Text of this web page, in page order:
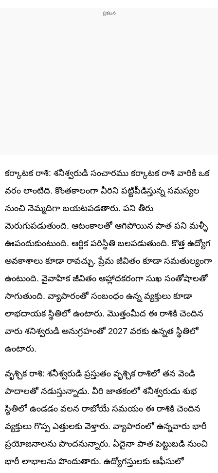
కర్కాటక రాశి: శనీశ్వరుడి సంచారము కర్కాటక రాశి వారికి ఒక
వరం లాంటిది. కొంతకాలంగా వీరిని పట్టిపీడిస్తున్న సమస్యల
నుంచి నెమ్మదిగా బయటపడతారు. పని తీరు
మెరుగుపడుతుంది. ఆటంకాలతో ఆగిపోయిన పాత పని మళ్ళీ
ఊపందుకుంటుంది. ఆర్థిక పరిస్థితి బలపడుతుంది. కొత్త ఉద్యోగ
అవకాశాలు కూడా రావచ్చు. ప్రేమ జీవితం కూడా సమతుల్యంగా
ఉంటుంది. వైవాహిక జీవితం ఆహ్లాదకరంగా సుఖ సంతోషాలతో
సాగుతుంది. వ్యాపారంతో సంబంధం ఉన్న వ్యక్తులు కూడా
లాభదాయక స్థితిలో ఉంటారు. మొత్తంమీద ఈ రాశికి చెందిన
వారు శనిశ్వరుడి అనుగ్రహంతో 2027 వరకు ఉన్నత స్థితిలో
ఉంటారు.
వృశ్చిక రాశి: శనీశ్వరుడి ప్రస్తుతం వృశ్చిక రాశిలో తన వెండి
పాదాలతో నడుస్తున్నాడు. వీరి జాతకంలో శనీశ్వరుడు శుభ
స్థితిలో ఉండడం వలన రాబోయే సమయం ఈ రాశికి చెందిన
వ్యక్తులు గొప్ప ఎత్తులకు వెళ్తారు. వ్యాపారంలో ఉన్నవారు భారీ
ప్రయోజనాలను పొందనున్నారు. ఏదైనా పాత పెట్టుబడి నుంచి
భారీ లాభాలను పొందుతారు. ఉద్యోగస్తులకు ఆఫీసులో